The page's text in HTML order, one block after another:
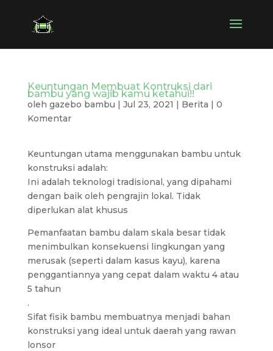
Keuntungan Membuat Kontruksi dari
bambu yang wajib kamu ketahui!!
oleh gazebo bambu | Jul 23, 2021 | Berita | 0
Komentar
Keuntungan utama menggunakan bambu untuk
konstruksi adalah:
Ini adalah teknologi tradisional, yang dipahami
dengan baik oleh pengrajin lokal. Tidak
diperlukan alat khusus
Pemanfaatan bambu dalam skala besar tidak
menimbulkan konsekuensi lingkungan yang
merusak (seperti dalam kasus kayu), karena
penggantiannya yang cepat dalam waktu 4 atau
5 tahun
.
Sifat fisik bambu membuatnya menjadi bahan
konstruksi yang ideal untuk daerah yang rawan
lonsor